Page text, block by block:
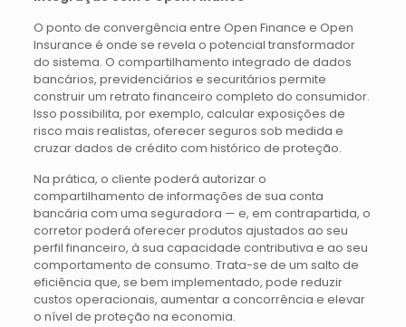
O ponto de convergência entre Open Finance e Open
Insurance é onde se revela o potencial transformador
do sistema. O compartilhamento integrado de dados
bancários, previdenciários e securitários permite
construir um retrato financeiro completo do consumidor.
Isso possibilita, por exemplo, calcular exposições de
risco mais realistas, oferecer seguros sob medida e
cruzar dados de crédito com histórico de proteção.
Na prática, o cliente poderá autorizar o
compartilhamento de informações de sua conta
bancária com uma seguradora — e, em contrapartida, o
corretor poderá oferecer produtos ajustados ao seu
perfil financeiro, à sua capacidade contributiva e ao seu
comportamento de consumo. Trata-se de um salto de
eficiência que, se bem implementado, pode reduzir
custos operacionais, aumentar a concorrência e elevar
o nível de proteção na economia.